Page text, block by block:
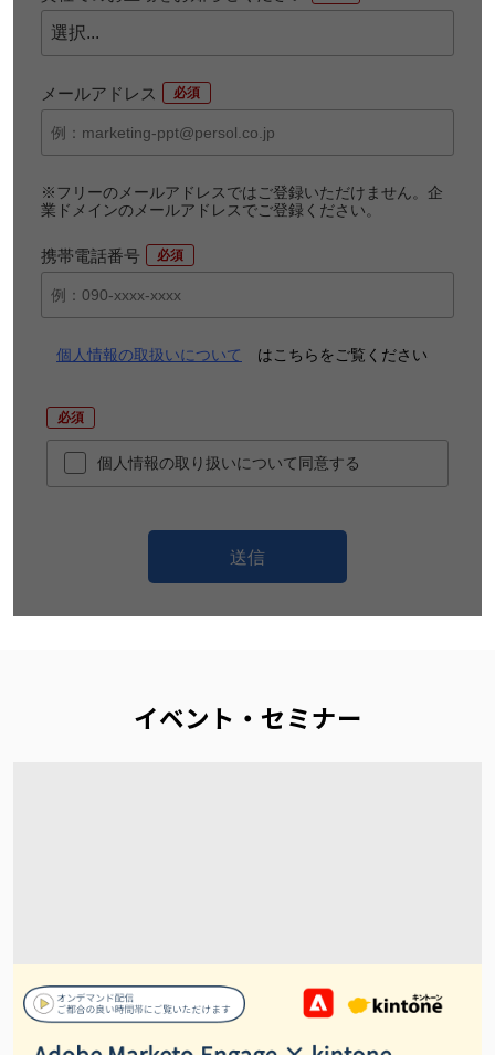
メールアドレス
※フリーのメールアドレスではご登録いただけません。企
業ドメインのメールアドレスでご登録ください。
携帯電話番号
個人情報の取扱いについて はこちらをご覧ください
個人情報の取り扱いについて同意する
送信
イベント・セミナー